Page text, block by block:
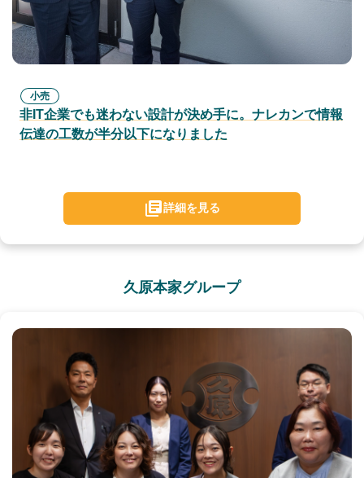
小売
非IT企業でも迷わない設計が決め手に。ナレカンで情報
伝達の工数が半分以下になりました
詳細を見る
久原本家グループ